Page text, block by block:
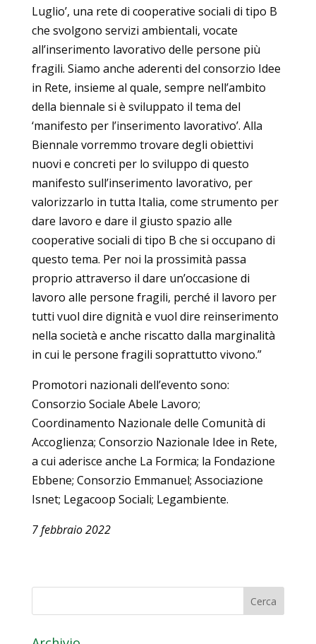
Luglio’, una rete di cooperative sociali di tipo B
che svolgono servizi ambientali, vocate
all’inserimento lavorativo delle persone più
fragili. Siamo anche aderenti del consorzio Idee
in Rete, insieme al quale, sempre nell’ambito
della biennale si è sviluppato il tema del
‘manifesto per l’inserimento lavorativo’. Alla
Biennale vorremmo trovare degli obiettivi
nuovi e concreti per lo sviluppo di questo
manifesto sull’inserimento lavorativo, per
valorizzarlo in tutta Italia, come strumento per
dare lavoro e dare il giusto spazio alle
cooperative sociali di tipo B che si occupano di
questo tema. Per noi la prossimità passa
proprio attraverso il dare un’occasione di
lavoro alle persone fragili, perché il lavoro per
tutti vuol dire dignità e vuol dire reinserimento
nella società e anche riscatto dalla marginalità
in cui le persone fragili soprattutto vivono.”
Promotori nazionali dell’evento sono:
Consorzio Sociale Abele Lavoro;
Coordinamento Nazionale delle Comunità di
Accoglienza; Consorzio Nazionale Idee in Rete,
a cui aderisce anche La Formica; la Fondazione
Ebbene; Consorzio Emmanuel; Associazione
Isnet; Legacoop Sociali; Legambiente.
7 febbraio 2022